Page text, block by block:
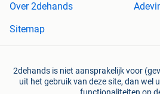
Over 2dehands
Sitemap
2dehands is niet aansprakelijk voor
uit het gebruik van deze site, dan wel